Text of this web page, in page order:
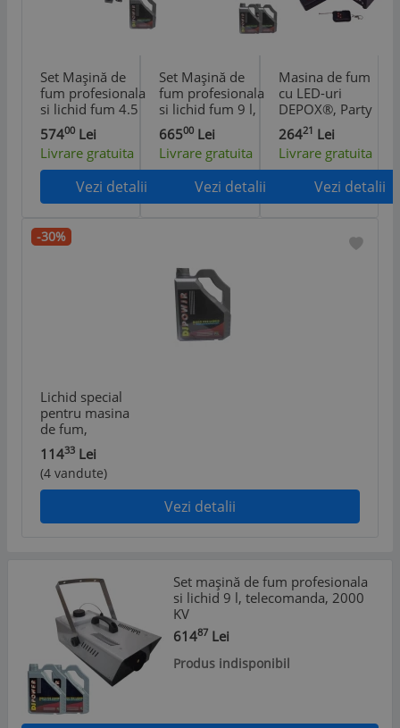
Set Mașină de
fum profesionala
si lichid fum 4.5
l, DEPOX®,
telecomanda,
1500 w
57400 Lei
Livrare gratuita
Vezi detalii
Set Mașină de
fum profesionala
si lichid fum 9 l,
DEPOX®,
telecomanda,
1500 w
66500 Lei
Livrare gratuita
Vezi detalii
Masina de fum
cu LED-uri
DEPOX®, Party
Fiesta, 600 W,
metalic, jocuri de
lumini, negru,
telecomanda
inclusa
26421 Lei
Livrare gratuita
Vezi detalii
-30%
Lichid special
pentru masina
de fum,
capacitate 4.5 L
11433 Lei
(4 vandute)
Vezi detalii
Set mașină de fum profesionala
si lichid 9 l, telecomanda, 2000
KV
61487 Lei
Produs indisponibil